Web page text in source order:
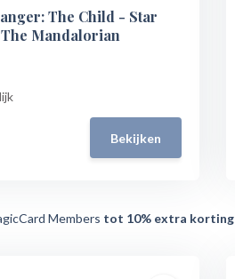
The Child - Star
Mandalorian
Bekijken
Members tot 10% extra korting